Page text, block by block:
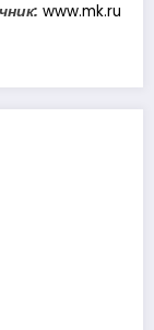
www.mk.ru